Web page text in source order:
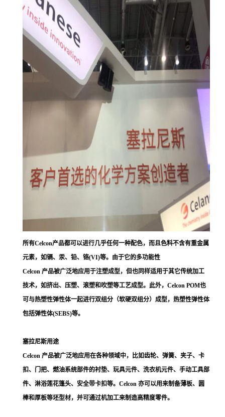
所有Celcon产品都可以进行几乎任何一种配色，而且色料不含有重金属
元素，如镉、汞、铅、铬(VI)等。由于它的多功能性
Celcon 产品被广泛地应用于注塑成型，但也同样适用于其它传统加工
技术，如挤出、压塑、滚塑和吹塑等工艺成型。此外，Celcon POM也
可与热塑性弹性体一起进行双组分（软硬双组分）成型，热塑性弹性体
包括弹性体(SEBS)等。
塞拉尼斯用途
Celcon 产品被广泛地应用在各种领域中，比如齿轮、弹簧、夹子、卡
扣、门把、燃油系统部件的衬垫、玩具元件、洗衣机元件、手动工具部
件、淋浴莲花篷头、安全带卡扣等。Celcon 亦可以用来制备薄板、圆
棒和厚板等坯型材，并可通过机加工来制造高精度零件。